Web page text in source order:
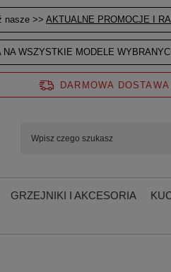
nasze >> AKTUALNE PROMOCJE I
NA WSZYSTKIE MODELE
DARMOWA DOSTAWA
GRZEJNIKI I AKCESORIA